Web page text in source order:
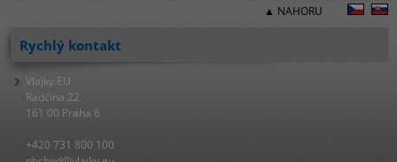
▲ NAHORU
Rychlý kontakt
Vlajky.EU
Radčina 22
161 00 Praha 6
+420 731 800 100